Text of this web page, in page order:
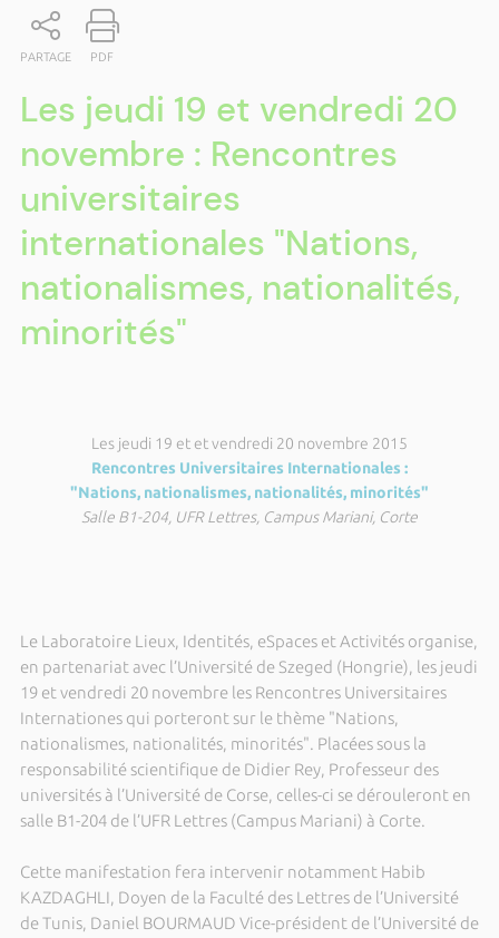
PARTAGE PDF
Les jeudi 19 et vendredi 20
novembre : Rencontres
universitaires
internationales "Nations,
nationalismes, nationalités,
minorités"
Les jeudi 19 et et vendredi 20 novembre 2015
Rencontres Universitaires Internationales :
"Nations, nationalismes, nationalités, minorités"
Salle B1-204, UFR Lettres, Campus Mariani, Corte
Le Laboratoire Lieux, Identités, eSpaces et Activités organise,
en partenariat avec l’Université de Szeged (Hongrie), les jeudi
19 et vendredi 20 novembre les Rencontres Universitaires
Internationes qui porteront sur le thème "Nations,
nationalismes, nationalités, minorités". Placées sous la
responsabilité scientifique de Didier Rey, Professeur des
universités à l’Université de Corse, celles-ci se dérouleront en
salle B1-204 de l’UFR Lettres (Campus Mariani) à Corte.
Cette manifestation fera intervenir notamment Habib
KAZDAGHLI, Doyen de la Faculté des Lettres de l’Université
de Tunis, Daniel BOURMAUD Vice-président de l’Université de